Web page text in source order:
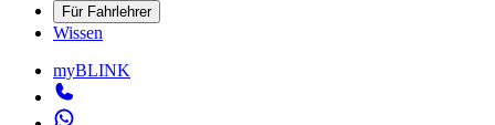
Für Fahrlehrer
Wissen
myBLINK